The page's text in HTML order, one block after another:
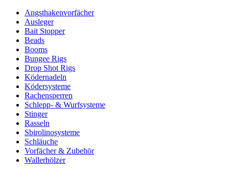
Angsthakenvorfächer
Ausleger
Bait Stopper
Beads
Booms
Bungee Rigs
Drop Shot Rigs
Ködernadeln
Ködersysteme
Rachensperren
Schlepp- & Wurfsysteme
Stinger
Rasseln
Sbirolinosysteme
Schläuche
Vorfächer & Zubehör
Wallerhölzer